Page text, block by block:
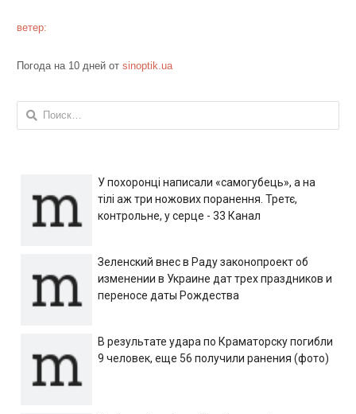
ветер:
Погода на 10 дней от sinoptik.ua
Найти:
У похоронці написали «самогубець», а на
тілі аж три ножових поранення. Третє,
контрольне, у серце - 33 Канал
Зеленский внес в Раду законопроект об
изменении в Украине дат трех праздников и
переносе даты Рождества
В результате удара по Краматорску погибли
9 человек, еще 56 получили ранения (фото)